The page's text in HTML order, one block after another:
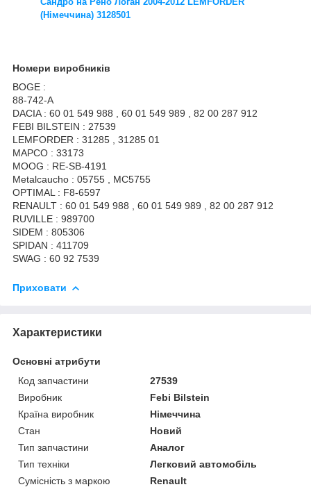
(Німеччина) 3128501
Номери виробників
BOGE :
88-742-A
DACIA : 60 01 549 988 , 60 01 549 989 , 82 00 287 912
FEBI BILSTEIN : 27539
LEMFORDER : 31285 , 31285 01
MAPCO : 33173
MOOG : RE-SB-4191
Metalcaucho : 05755 , MC5755
OPTIMAL : F8-6597
RENAULT : 60 01 549 988 , 60 01 549 989 , 82 00 287 912
RUVILLE : 989700
SIDEM : 805306
SPIDAN : 411709
SWAG : 60 92 7539
Приховати
Характеристики
Основні атрибути
Код запчастини
27539
Виробник
Febi Bilstein
Країна виробник
Німеччина
Стан
Новий
Тип запчастини
Аналог
Тип техніки
Легковий автомобіль
Сумісність з маркою
Renault